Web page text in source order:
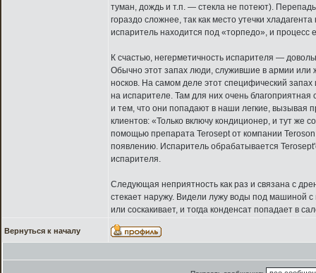
туман, дождь и т.п. — стекла не потеют).
гораздо сложнее, так как место утечки
испаритель находится под «торпедо», и процесс
К счастью, негерметичность испарителя —
Обычно этот запах люди, служившие в армии или
носков. На самом деле этот специфический
на испарителе. Там для них очень
и тем, что они попадают в наши легкие, вызывая
клиентов: «Только включу кондиционер, и тут
помощью препарата Terosept от компании
появлению. Испаритель обрабатывается
испарителя.
Следующая неприятность как раз и связана с
стекает наружу. Видели лужу воды под машиной с
или соскакивает, и тогда конденсат попадает в
Вернуться к началу